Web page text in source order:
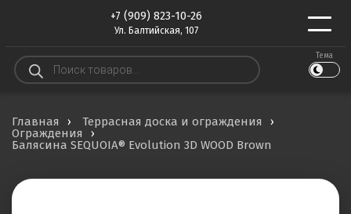
+7 (909) 823-10-26
Ул. Балтийская, 107
Поиск
товаров
Тема
Главная
Террасная доска и ограждения
Ограждения
Балясина SEQUOIA® Evolution 3D WOOD Brown